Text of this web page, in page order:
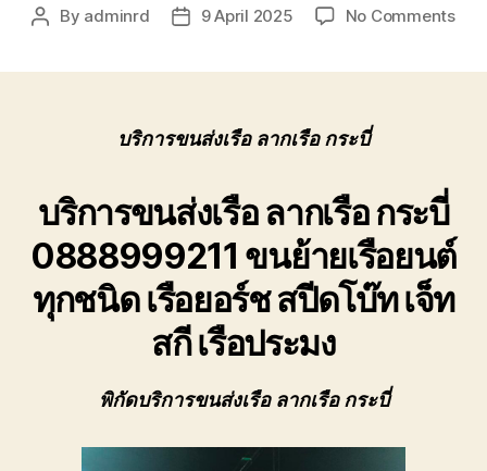
ทะเล
0818900005
ของ
เรา
ขน
ย้าย
เรือ
โดยตรง
เพื่อ
ตอบ
โจทย์
ความ
สะดวก
และ
Post
By adminrd
Post9 April 2025 No Commentson
ยนต์
บริการขนส่งเรือ ลากเรือ กระบี่
บริการขนส่งเรือ ลากเรือ กระบี่
0888999211 ขนย้ายเรือยนต์
ทุกชนิด เรือยอร์ช สปีดโบ๊ท เจ็ท
สกี เรือประมง
พิกัดบริการขนส่งเรือ ลากเรือ กระบี่